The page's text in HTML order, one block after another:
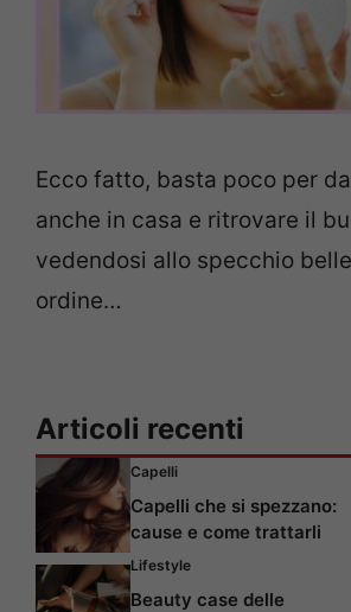
Ecco fatto, basta poco per
anche in casa e ritrovare il
vedendosi allo specchio
ordine…
Articoli recenti
Capelli
Capelli che si spezzano:
cause e come trattarli
Lifestyle
Beauty case delle